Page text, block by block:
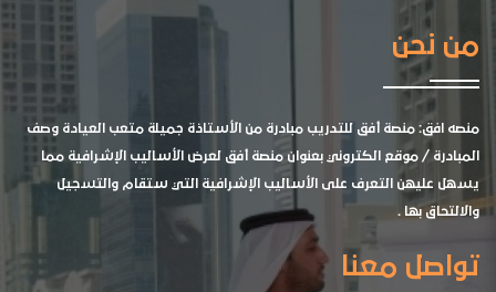
من نحن
منصه افق: منصة أفق للتدريب مبادرة من الأستاذة جميلة متعب العيادة وصف
المبادرة / موقع الكتروني بعنوان منصة أفق لعرض الأساليب الإشرافية مما
يسهل عليهن التعرف على الأساليب الإشرافية التي ستقام والتسجيل
والالتحاق بها .
تواصل معنا